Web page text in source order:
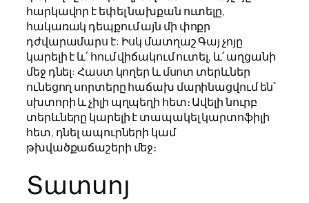
հարկավոր է եփել նախքան ուտելը,
հակառակ դեպքում այն մի փոքր
դժվարամարս է: Իսկ մատղաշ Գայ չոյը
կարելի է և՛ հում վիճակում ուտել, և՛ աղցանի
մեջ դնել: Հաստ կողեր և մսոտ տերևներ
ունեցող սորտերը հաճախ մարինացվում են՝
սխտորի և չիլի պղպեղի հետ։ Ավելի նուրբ
տերևները կարելի է տապակել կարտոֆիլի
հետ, դնել ապուրների կամ
թխվածքաճաշերի մեջ։
Տատսոյ